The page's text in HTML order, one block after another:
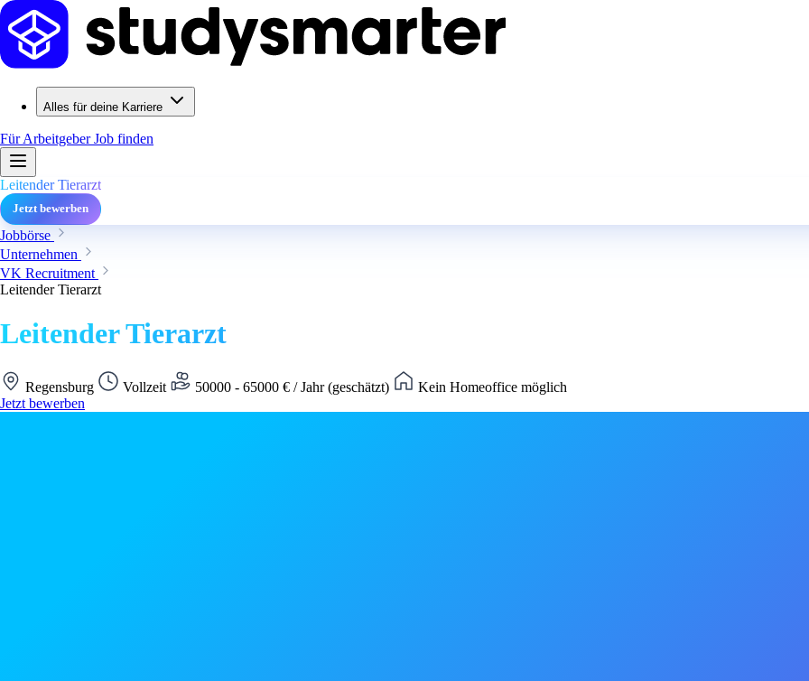
Alles für deine Karriere
Für ArbeitgeberJob finden
Leitender Tierarzt
Jetzt bewerben
Jobbörse
Unternehmen
VK Recruitment
Leitender Tierarzt
Leitender Tierarzt
Regensburg Vollzeit 50000 - 65000 € / Jahr (geschätzt)
Kein Homeoffice möglich
Jetzt bewerben